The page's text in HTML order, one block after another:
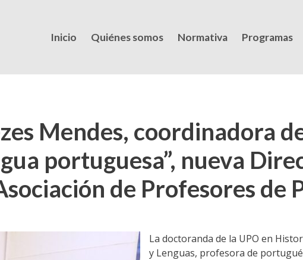
Inicio Quiénes somos Normativa Programas
Mendes, coordinadora
portuguesa”, nueva
de Profesores de
La doctoranda de la UPO en
y Lenguas, profesora de